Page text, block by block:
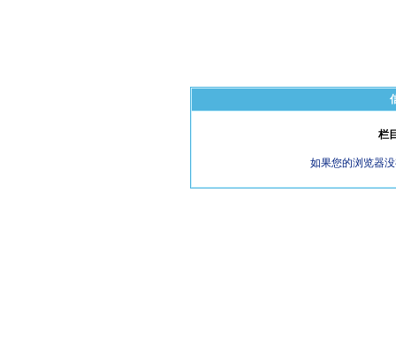
栏
如果您的浏览器